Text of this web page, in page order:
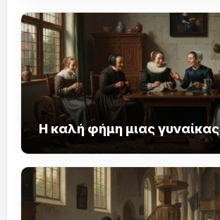
Η καλή φήμη μιας γυναίκας